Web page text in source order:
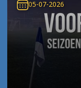
05-07-2026